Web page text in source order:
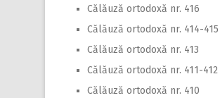
Călăuză ortodoxă nr. 416
Călăuză ortodoxă nr. 414-415
Călăuză ortodoxă nr. 413
Călăuză ortodoxă nr. 411-412
Călăuză ortodoxă nr. 410